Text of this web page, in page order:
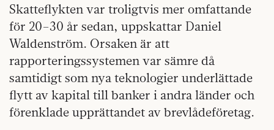
Skatteflykten var troligtvis mer omfattande
för 20–30 år sedan, uppskattar Daniel
Waldenström. Orsaken är att
rapporteringssystemen var sämre då
samtidigt som nya teknologier underlättade
flytt av kapital till banker i andra länder och
förenklade upprättandet av brevlådeföretag.